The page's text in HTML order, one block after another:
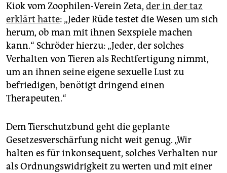
Kiok vom Zoophilen-Verein Zeta, der in der taz
erklärt hatte: „Jeder Rüde testet die Wesen um sich
herum, ob man mit ihnen Sexspiele machen
kann.“ Schröder hierzu: „Jeder, der solches
Verhalten von Tieren als Rechtfertigung nimmt,
um an ihnen seine eigene sexuelle Lust zu
befriedigen, benötigt dringend einen
Therapeuten.“
Dem Tierschutzbund geht die geplante
Gesetzesverschärfung nicht weit genug. „Wir
halten es für inkonsequent, solches Verhalten nur
als Ordnungswidrigkeit zu werten und mit einer